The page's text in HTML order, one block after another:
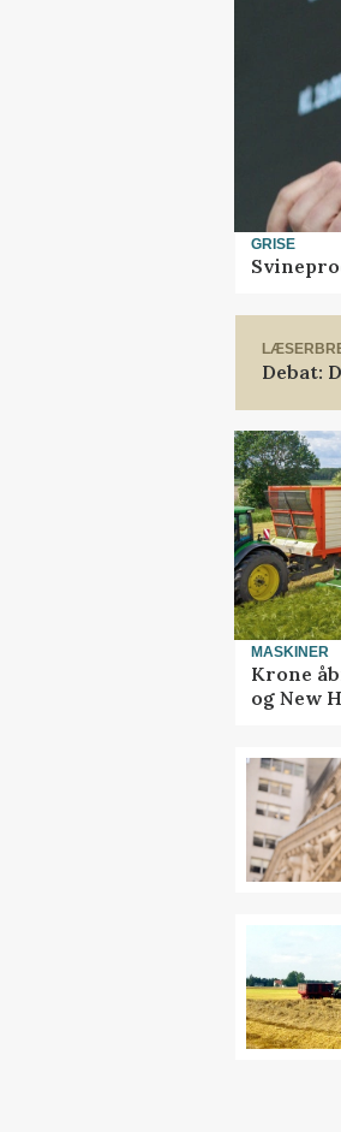
GRISE
Debat:
MASKINER
Krone
og New